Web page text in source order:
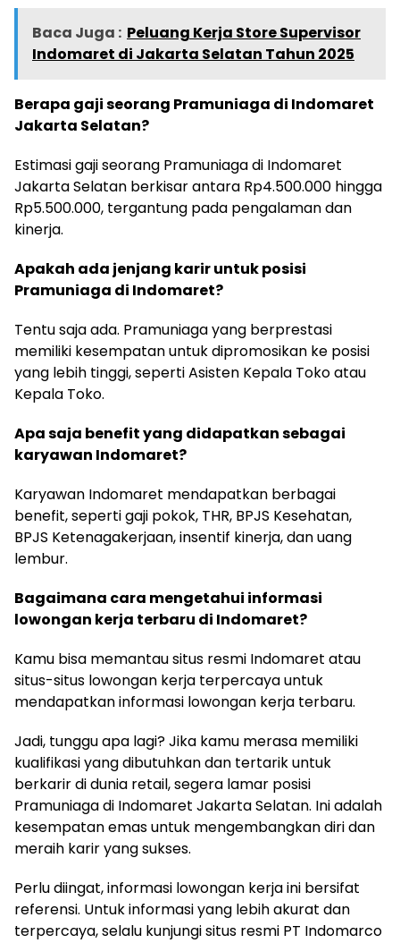
Baca Juga : Peluang Kerja Store Supervisor
Indomaret di Jakarta Selatan Tahun 2025
Berapa gaji seorang Pramuniaga di Indomaret
Jakarta Selatan?
Estimasi gaji seorang Pramuniaga di Indomaret
Jakarta Selatan berkisar antara Rp4.500.000 hingga
Rp5.500.000, tergantung pada pengalaman dan
kinerja.
Apakah ada jenjang karir untuk posisi
Pramuniaga di Indomaret?
Tentu saja ada. Pramuniaga yang berprestasi
memiliki kesempatan untuk dipromosikan ke posisi
yang lebih tinggi, seperti Asisten Kepala Toko atau
Kepala Toko.
Apa saja benefit yang didapatkan sebagai
karyawan Indomaret?
Karyawan Indomaret mendapatkan berbagai
benefit, seperti gaji pokok, THR, BPJS Kesehatan,
BPJS Ketenagakerjaan, insentif kinerja, dan uang
lembur.
Bagaimana cara mengetahui informasi
lowongan kerja terbaru di Indomaret?
Kamu bisa memantau situs resmi Indomaret atau
situs-situs lowongan kerja terpercaya untuk
mendapatkan informasi lowongan kerja terbaru.
Jadi, tunggu apa lagi? Jika kamu merasa memiliki
kualifikasi yang dibutuhkan dan tertarik untuk
berkarir di dunia retail, segera lamar posisi
Pramuniaga di Indomaret Jakarta Selatan. Ini adalah
kesempatan emas untuk mengembangkan diri dan
meraih karir yang sukses.
Perlu diingat, informasi lowongan kerja ini bersifat
referensi. Untuk informasi yang lebih akurat dan
terpercaya, selalu kunjungi situs resmi PT Indomarco